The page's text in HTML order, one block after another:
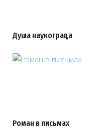
Душа наукограда
Роман в письмах